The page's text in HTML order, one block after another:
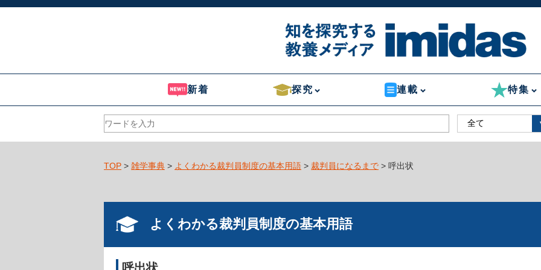
新着 探究 連載 特集
TOP > 雑学事典 > よくわかる裁判員制度の基本用語 > 裁判員になるまで > 呼出状
よくわかる裁判員制度の基本用語